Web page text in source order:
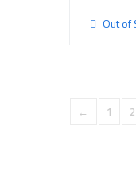
Out of
← 1 2